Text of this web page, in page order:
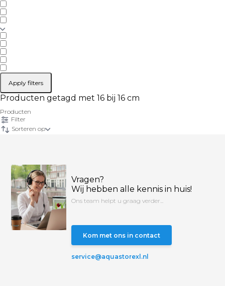
Apply filters
Producten getagd met 16 bij 16 cm
Producten
Filter
Sorteren op
Vragen?
Wij hebben alle kennis in huis!
Ons team helpt u graag verder...
Kom met ons in contact
service@aquastorexl.nl